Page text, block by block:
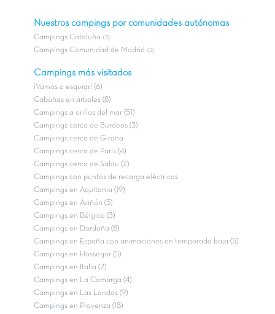
Nuestros campings por comunidades autónomas
Campings Cataluña (7)
Campings Comunidad de Madrid (2)
Campings más visitados
¡Vamos a esquiar! (6)
Cabañas en árboles (8)
Campings a orillas del mar (51)
Campings cerca de Burdeos (3)
Campings cerca de Girona
Campings cerca de París (4)
Campings cerca de Salou (2)
Campings con puntos de recarga eléctricos
Campings en Aquitania (19)
Campings en Aviñón (3)
Campings en Bélgica (3)
Campings en Dordoña (8)
Campings en España con animaciones en temporada baja (5)
Campings en Hossegor (5)
Campings en Italia (2)
Campings en La Camarga (4)
Campings en Las Landas (9)
Campings en Provenza (18)